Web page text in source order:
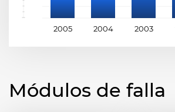
2005 2004 2003
Módulos de falla